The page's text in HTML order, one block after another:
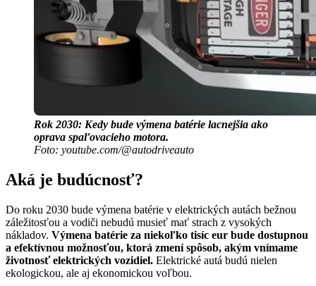
Rok 2030: Kedy bude výmena batérie lacnejšia ako
oprava spaľovacieho motora.
Foto: youtube.com/@autodriveauto
Aká je budúcnosť?
Do roku 2030 bude výmena batérie v elektrických autách bežnou
záležitosťou a vodiči nebudú musieť mať strach z vysokých
nákladov. Výmena batérie za niekoľko tisíc eur bude dostupnou
a efektívnou možnosťou, ktorá zmení spôsob, akým vnímame
životnosť elektrických vozidiel. Elektrické autá budú nielen
ekologickou, ale aj ekonomickou voľbou.